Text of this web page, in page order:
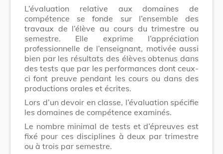
L’évaluation relative aux domaines de
compétence se fonde sur l’ensemble des
travaux de l’élève au cours du trimestre ou
semestre. Elle exprime l’appréciation
professionnelle de l’enseignant, motivée aussi
bien par les résultats des élèves obtenus dans
des tests que par les performances dont ceux-
ci font preuve pendant les cours ou dans des
productions orales et écrites.
Lors d’un devoir en classe, l’évaluation spécifie
les domaines de compétence examinés.
Le nombre minimal de tests et d’épreuves est
fixé pour ces disciplines à deux par trimestre
ou à trois par semestre.